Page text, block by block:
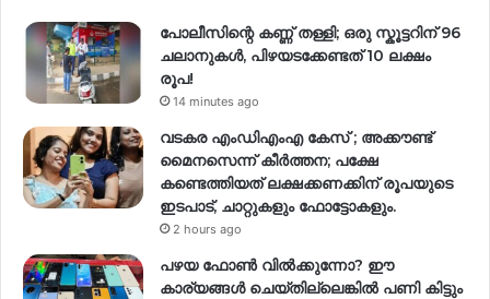
പോലീസിന്റെ കണ്ണ് തള്ളി; ഒരു സ്കൂട്ടറിന് 96
ചലാനുകൾ, പിഴയടക്കേണ്ടത് 10 ലക്ഷം
രൂപ!
14 minutes ago
വടകര എംഡിഎംഎ കേസ് ; അക്കൗണ്ട്
മൈനസെന്ന് കീർത്തന; പക്ഷേ
കണ്ടെത്തിയത് ലക്ഷക്കണക്കിന് രൂപയുടെ
ഇടപാട്, ചാറ്റുകളും ഫോട്ടോകളും.
2 hours ago
പഴയ ഫോൺ വിൽക്കുന്നോ? ഈ
കാര്യങ്ങൾ ചെയ്തില്ലെങ്കിൽ പണി കിട്ടും